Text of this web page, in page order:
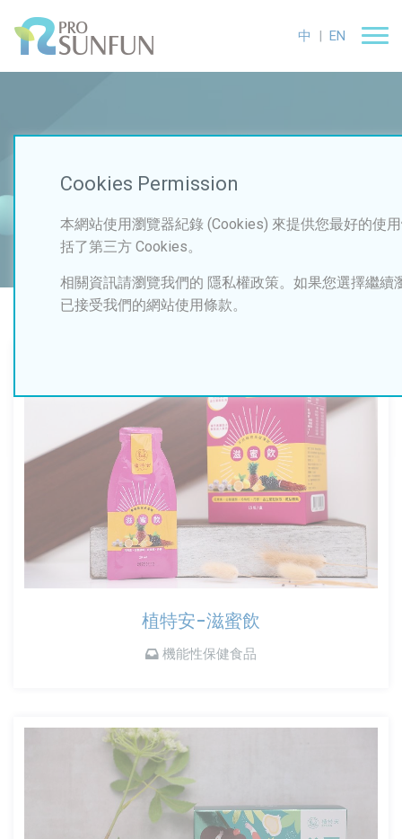
中 | EN
植特安-滋蜜飲
機能性保健食品
Cookies Permission
本網站使用瀏覽器紀錄 (Cookies) 來提供您最好的使
括了第三方 Cookies。
相關資訊請瀏覽我們的 隱私權政策。如果您選擇繼續
已接受我們的網站使用條款。